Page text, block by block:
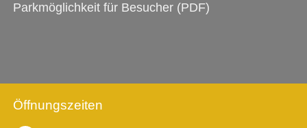
Parkmöglichkeit für Besucher (PDF)
Öffnungszeiten